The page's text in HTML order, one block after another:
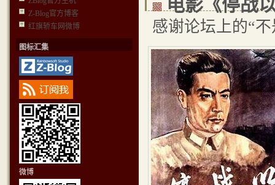
电影《停战
感谢论坛上的“
Z-Blog官方博客
红旗轿车网微博
图标汇集
微博